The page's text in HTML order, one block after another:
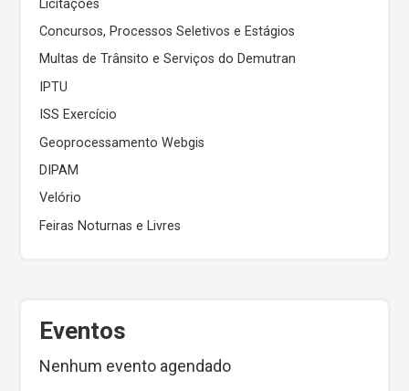
Licitações
Concursos, Processos Seletivos e Estágios
Multas de Trânsito e Serviços do Demutran
IPTU
ISS Exercício
Geoprocessamento Webgis
DIPAM
Velório
Feiras Noturnas e Livres
Eventos
Nenhum evento agendado